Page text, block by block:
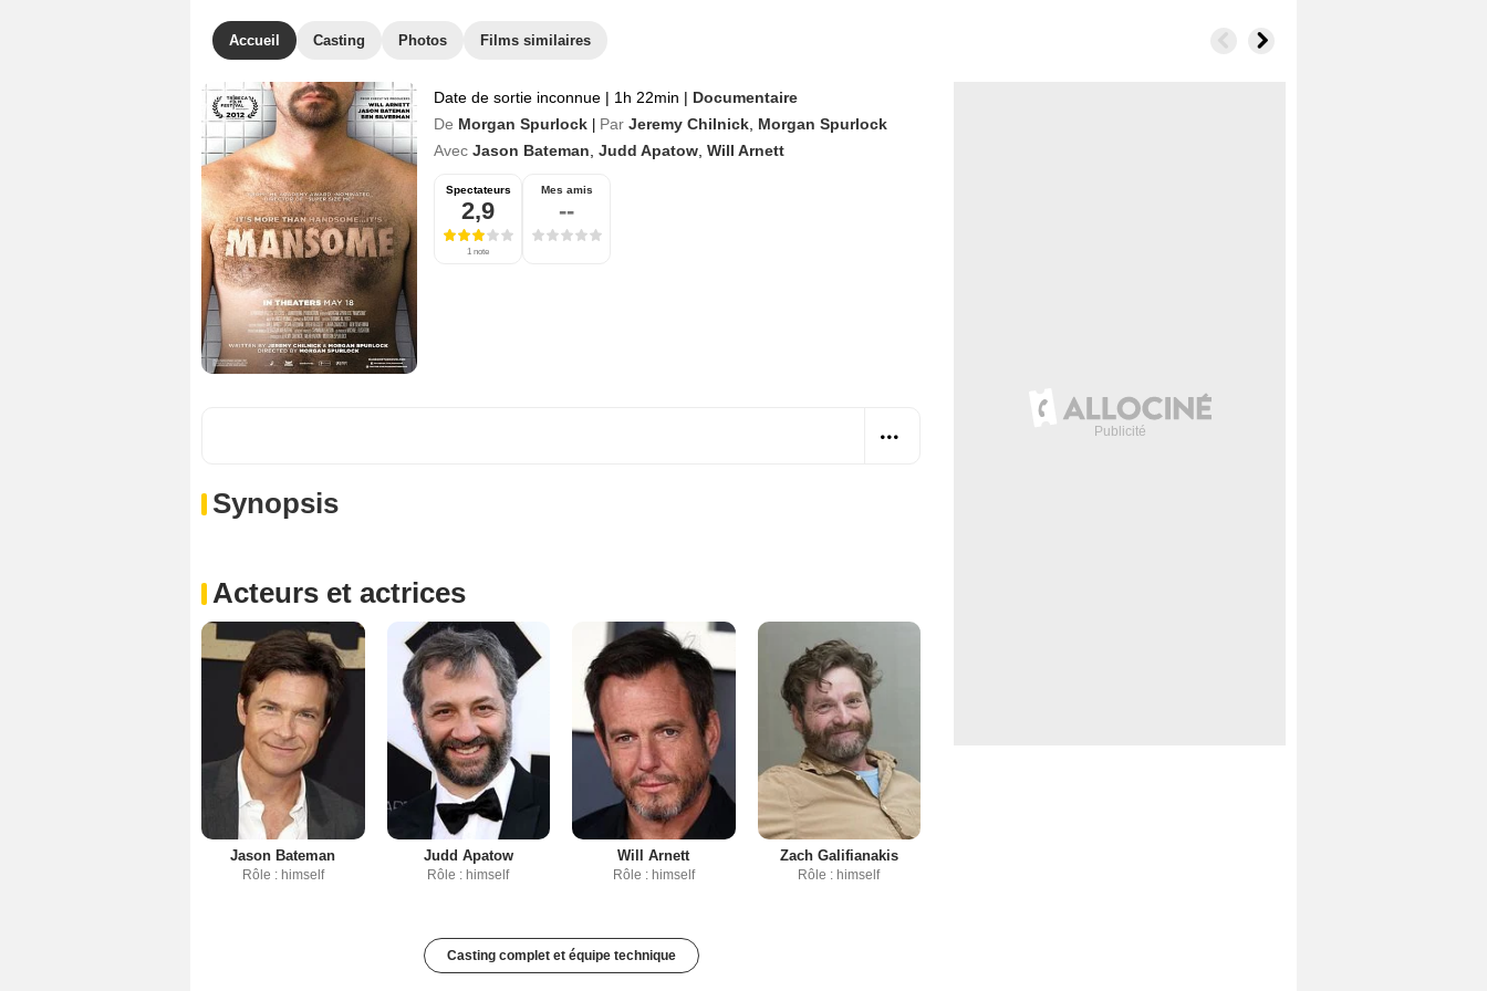
Accueil Casting Photos Films similaires
Date de sortie inconnue | 1h 22min | Documentaire
De Morgan Spurlock Par Jeremy Chilnick Morgan Spurlock
Avec Jason Bateman Judd Apatow Will Arnett
Spectateurs
2,9
1 note
Mes amis
--
Synopsis
Acteurs et actrices
Jason Bateman
Rôle : himself
Judd Apatow
Rôle : himself
Will Arnett
Rôle : himself
Zach Galifianakis
Rôle : himself
Casting complet et équipe technique